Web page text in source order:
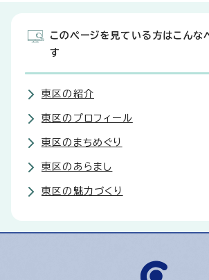
このページを見ている方はこんな
す
東区の紹介
東区のプロフィール
東区のまちめぐり
東区のあらまし
東区の魅力づくり